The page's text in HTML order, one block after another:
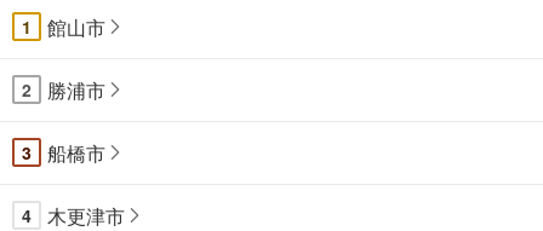
1 館山市
2 勝浦市
3 船橋市
4 木更津市